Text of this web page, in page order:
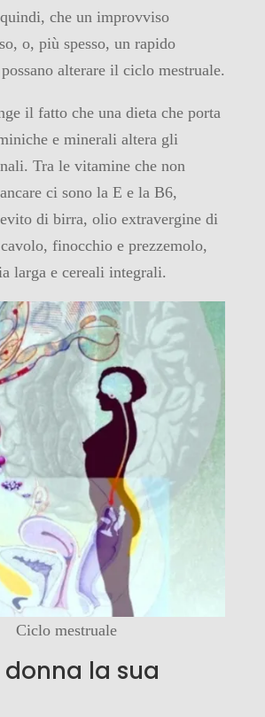
che un improvviso
o, più spesso, un rapido
alterare il ciclo mestruale.
il fatto che una dieta che porta
e minerali altera gli
Tra le vitamine che non
ci sono la E e la B6,
di birra, olio extravergine di
finocchio e prezzemolo,
larga e cereali integrali.
Ciclo mestruale
la sua